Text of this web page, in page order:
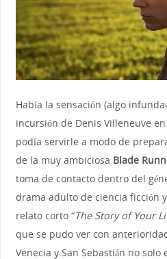
Había la sensación (algo
incursión de Denis Villeneuve
podía servirle a modo de
de la muy ambiciosa Blade
toma de contacto dentro del
drama adulto de ciencia ficción
relato corto “The Story of Your
que se pudo ver con
Venecia y San Sebastián no